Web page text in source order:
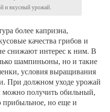
и вкусный урожай.
более капризна,
качества грибов и
снижают интерес к ним. В
шампиньоны, но и такие
условия выращивания
При должном уходе урожай
можно получить обильный,
прибыльное, но еще и